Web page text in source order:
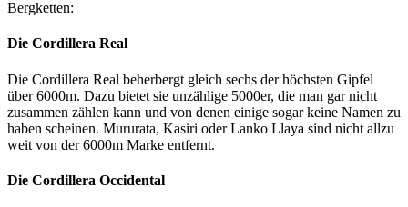
Bergketten:
Die Cordillera Real
Die Cordillera Real beherbergt gleich sechs der höchsten Gipfel
über 6000m. Dazu bietet sie unzählige 5000er, die man gar nicht
zusammen zählen kann und von denen einige sogar keine Namen zu
haben scheinen. Mururata, Kasiri oder Lanko Llaya sind nicht allzu
weit von der 6000m Marke entfernt.
Die Cordillera Occidental